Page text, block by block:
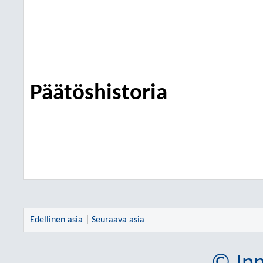
Päätöshistoria
Edellinen asia Seuraava asia